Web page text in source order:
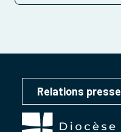
Relations presse